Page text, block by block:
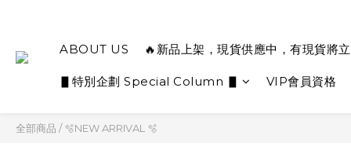
ABOUT US 🔥新品上架，現貨供應中，有現貨將
▋特別企劃 Special Column ▋ VIP會員資格
全部商品 /🫧NEW ARRIVAL 🫧